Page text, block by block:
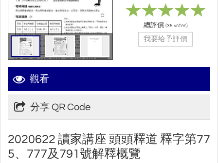
觀看
分享 QR Code
2020622 讀家講座 頭頭釋道 釋字第77
5、777及791號解釋概覽
總評價 (35 votes)
我要给予評價